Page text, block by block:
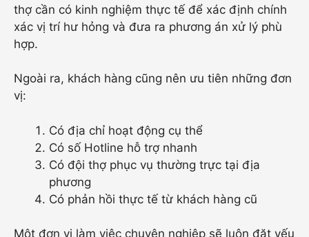
thợ cần có kinh nghiệm thực tế để xác định chính
xác vị trí hư hỏng và đưa ra phương án xử lý phù
hợp.
Ngoài ra, khách hàng cũng nên ưu tiên những đơn
vị:
Có địa chỉ hoạt động cụ thể
Có số Hotline hỗ trợ nhanh
Có đội thợ phục vụ thường trực tại địa
phương
Có phản hồi thực tế từ khách hàng cũ
Một đơn vị làm việc chuyên nghiệp sẽ luôn đặt yếu